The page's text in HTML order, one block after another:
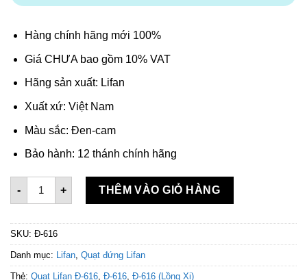
Hàng chính hãng mới 100%
Giá CHƯA bao gồm 10% VAT
Hãng sản xuất: Lifan
Xuất xứ: Việt Nam
Màu sắc: Đen-cam
Bảo hành: 12 thánh chính hãng
-
Quạt đứng Lifan Đ-616 số lượng
+ THÊM VÀO GIỎ HÀNG
SKU: Đ-616
Danh mục: Lifan Quạt đứng Lifan
Thẻ: Quạt Lifan Đ-616 Đ-616 Đ-616 (Lồng Xi)